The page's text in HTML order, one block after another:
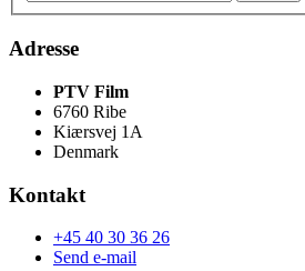
Adresse
PTV Film
6760 Ribe
Kiærsvej 1A
Denmark
Kontakt
+45 40 30 36 26
Send e-mail